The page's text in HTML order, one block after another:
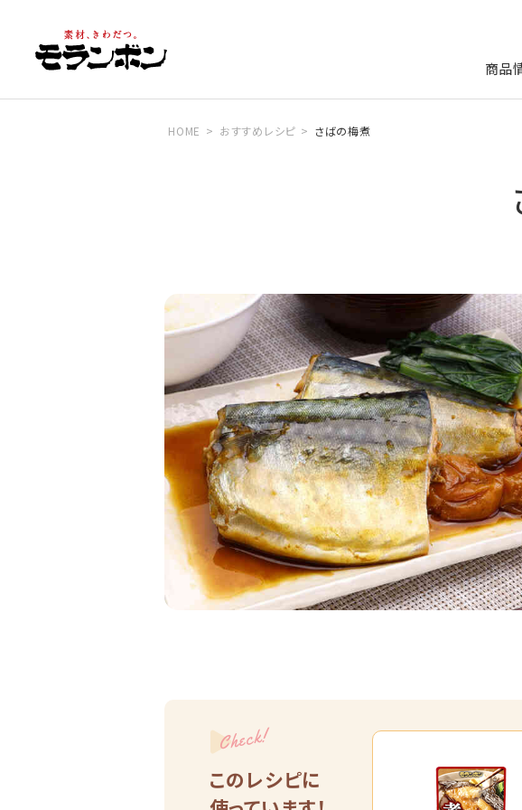
商品
HOME おすすめレシピ さばの梅煮
Check!
このレシピに